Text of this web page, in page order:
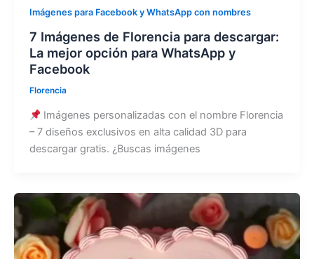
Imágenes para Facebook y WhatsApp con nombres
7 Imágenes de Florencia para descargar:
La mejor opción para WhatsApp y
Facebook
Florencia
Imágenes personalizadas con el nombre Florencia
– 7 diseños exclusivos en alta calidad 3D para
descargar gratis. ¿Buscas imágenes